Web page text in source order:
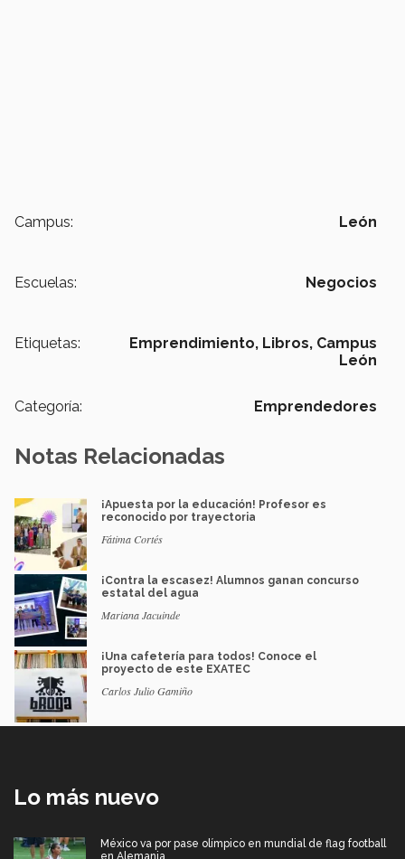
Campus: León
Escuelas: Negocios
Etiquetas: Emprendimiento, Libros, Campus
León
Categoría: Emprendedores
Notas Relacionadas
¡Apuesta por la educación! Profesor es
reconocido por trayectoria
Fátima Cortés
¡Contra la escasez! Alumnos ganan concurso
estatal del agua
Mariana Jacuinde
¡Una cafetería para todos! Conoce el
proyecto de este EXATEC
Carlos Julio Gamiño
Lo más nuevo
México va por pase olímpico en mundial de flag football
en Alemania